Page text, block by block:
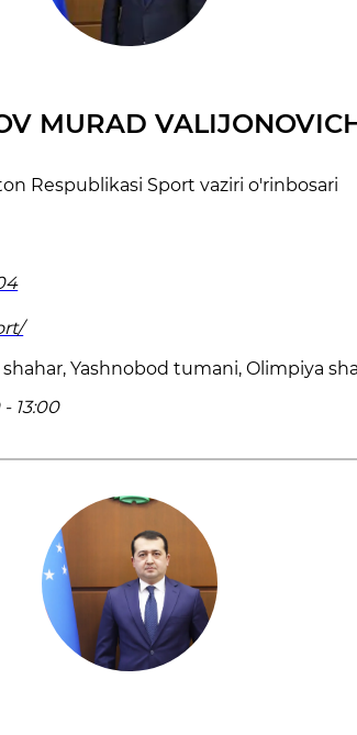
MURAD
Respublikasi Sport vaziri o'rinbosari
Yashnobod tumani, Olimpiya
13:00